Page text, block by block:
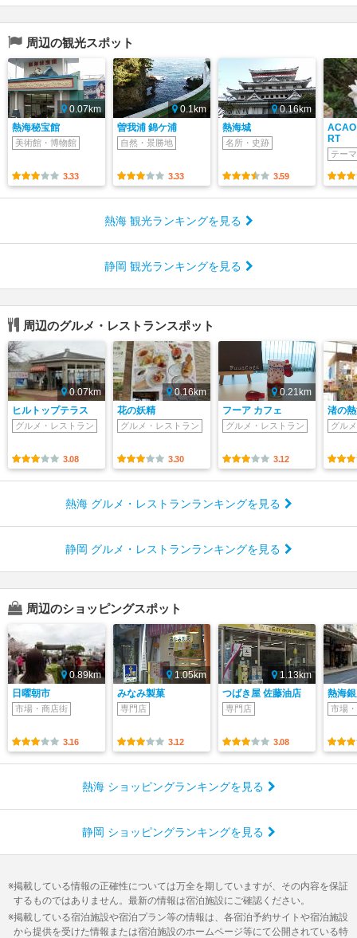
周辺の観光スポット
0.07km
熱海秘宝館
美術館・博物館
3.33
0.1km
曽我浦 錦ケ浦
自然・景勝地
3.33
0.16km
熱海城
名所・史跡
3.59
RT
テー
熱海 観光ランキングを見る
静岡 観光ランキングを見る
周辺のグルメ・レストランスポット
0.07km
ヒルトップテラス
グルメ・レストラン
3.08
0.16km
花の妖精
グルメ・レストラン
3.30
0.21km
フーア カフェ
グルメ・レストラン
3.12
渚の
グル
熱海 グルメ・レストランランキングを見る
静岡 グルメ・レストランランキングを見る
周辺のショッピングスポット
0.89km
日曜朝市
市場・商店街
3.16
1.05km
みなみ製菓
専門店
3.12
1.13km
つばき屋 佐藤油店
専門店
3.08
熱海
市場
熱海 ショッピングランキングを見る
静岡 ショッピングランキングを見る
掲載している情報の正確性については万全を期していますが、その内容を保証
するものではありません。最新の情報は宿泊施設にご確認ください。
掲載している宿泊施設や宿泊プラン等の情報は、各宿泊予約サイトや宿泊施設
から提供を受けた情報または宿泊施設のホームページ等にて公開されている特